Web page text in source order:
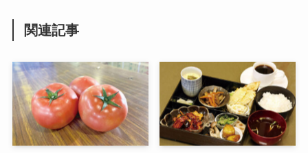
関連記事